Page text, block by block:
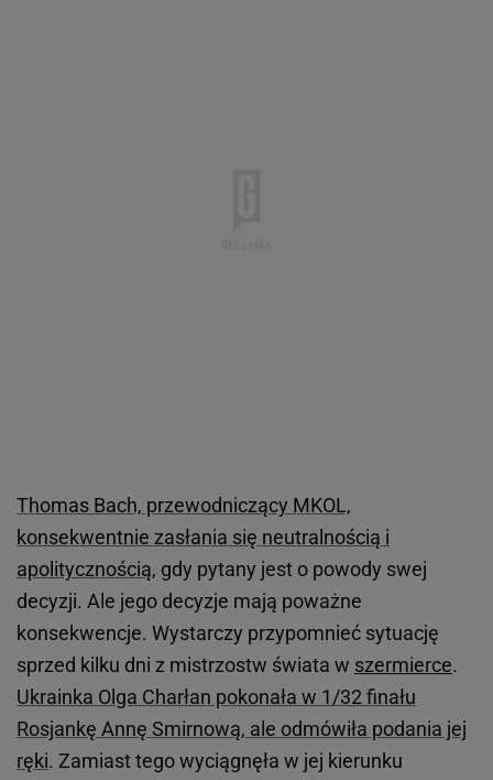
Thomas Bach, przewodniczący MKOL,
konsekwentnie zasłania się neutralnością i
apolitycznością, gdy pytany jest o powody swej
decyzji. Ale jego decyzje mają poważne
konsekwencje. Wystarczy przypomnieć sytuację
sprzed kilku dni z mistrzostw świata w szermierce.
Ukrainka Olga Charłan pokonała w 1/32 finału
Rosjankę Annę Smirnową, ale odmówiła podania jej
ręki. Zamiast tego wyciągnęła w jej kierunku